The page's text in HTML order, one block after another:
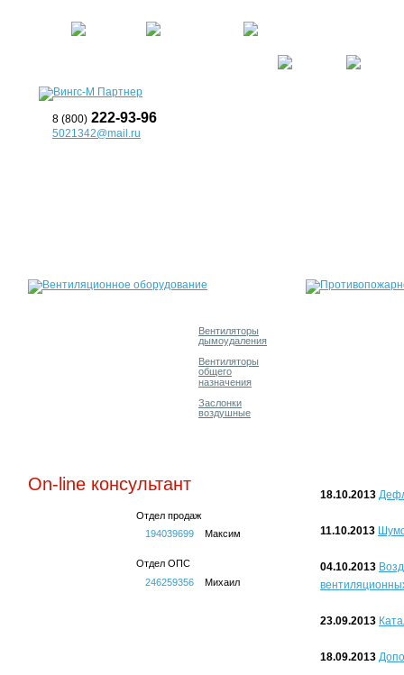
8 (800) 222-93-96
5021342@mail.ru
Вентиляторы
дымоудаления
Вентиляторы
общего
назначения
Заслонки
воздушные
On-line консультант
Отдел продаж
194039699
Максим
Отдел ОПС
246259356
Михаил
18.10.2013
11.10.2013
04.10.2013
23.09.2013
18.09.2013